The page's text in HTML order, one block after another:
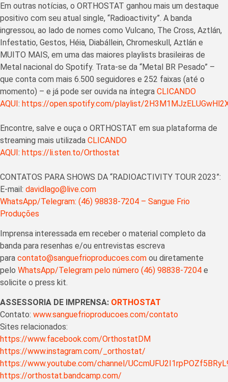
Em outras notícias, o ORTHOSTAT ganhou mais um destaque
positivo com seu atual single, “Radioactivity”. A banda
ingressou, ao lado de nomes como Vulcano, The Cross, Aztlán,
Infestatio, Gestos, Héia, Diabállein, Chromeskull, Aztlán e
MUITO MAIS, em uma das maiores playlists brasileiras de
Metal nacional do Spotify. Trata-se da “Metal BR Pesado” –
que conta com mais 6.500 seguidores e 252 faixas (até o
momento) – e já pode ser ouvida na íntegra CLICANDO
AQUI: https://open.spotify.com/playlist/
Encontre, salve e ouça o ORTHOSTAT em sua plataforma de
streaming mais utilizada CLICANDO
AQUI: https://li.sten.to/Orthostat
CONTATOS PARA SHOWS DA “RADIOACTIVITY TOUR 2023”:
E-mail: davidlago@live.com
WhatsApp/Telegram: (46) 98838-7204 – Sangue Frio
Produções
Imprensa interessada em receber o material completo da
banda para resenhas e/ou entrevistas escreva
para contato@sanguefrioproducoes.com ou diretamente
pelo WhatsApp/Telegram pelo número (46) 98838-7204 e
solicite o press kit.
ASSESSORIA DE IMPRENSA: ORTHOSTAT
Contato: www.sanguefrioproducoes.com/contato
Sites relacionados:
https://www.facebook.com/OrthostatDM
https://www.instagram.com/_orthostat/
https://www.youtube.com/channel/
https://orthostat.bandcamp.com/